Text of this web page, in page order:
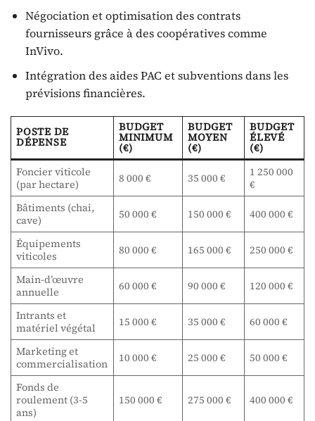
Négociation et optimisation des contrats
fournisseurs grâce à des coopératives comme
InVivo.
Intégration des aides PAC et subventions dans les
prévisions financières.
POSTE DE
DÉPENSE
BUDGET
MINIMUM
(€)
BUDGET
MOYEN
(€)
BUDGET
ÉLEVÉ
(€)
Foncier viticole
(par hectare)
8 000 € 35 000 €
1 250 000
€
Bâtiments (chai,
cave)
50 000 € 150 000 € 400 000 €
Équipements
viticoles
80 000 € 165 000 € 250 000 €
Main-d’œuvre
annuelle
60 000 € 90 000 € 120 000 €
Intrants et
matériel végétal
15 000 € 35 000 € 60 000 €
Marketing et
commercialisation
10 000 € 25 000 € 50 000 €
Fonds de
roulement (3-5
ans)
150 000 € 275 000 € 400 000 €